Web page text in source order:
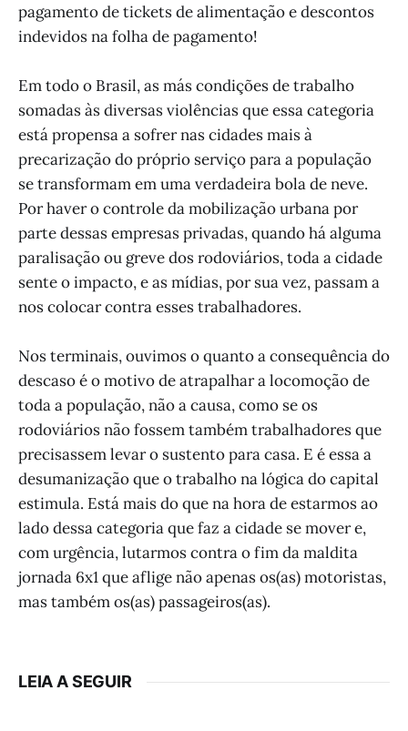
pagamento de tickets de alimentação e descontos
indevidos na folha de pagamento!
Em todo o Brasil, as más condições de trabalho
somadas às diversas violências que essa categoria
está propensa a sofrer nas cidades mais à
precarização do próprio serviço para a população
se transformam em uma verdadeira bola de neve.
Por haver o controle da mobilização urbana por
parte dessas empresas privadas, quando há alguma
paralisação ou greve dos rodoviários, toda a cidade
sente o impacto, e as mídias, por sua vez, passam a
nos colocar contra esses trabalhadores.
Nos terminais, ouvimos o quanto a consequência do
descaso é o motivo de atrapalhar a locomoção de
toda a população, não a causa, como se os
rodoviários não fossem também trabalhadores que
precisassem levar o sustento para casa. E é essa a
desumanização que o trabalho na lógica do capital
estimula. Está mais do que na hora de estarmos ao
lado dessa categoria que faz a cidade se mover e,
com urgência, lutarmos contra o fim da maldita
jornada 6x1 que aflige não apenas os(as) motoristas,
mas também os(as) passageiros(as).
LEIA A SEGUIR